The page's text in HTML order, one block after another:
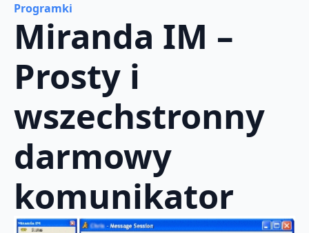
Programki
Miranda IM –
Prosty i
wszechstronny
darmowy
komunikator